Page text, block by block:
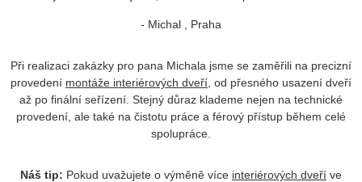
- Michal , Praha
Při realizaci zakázky pro pana Michala jsme se zaměřili na precizní
provedení montáže interiérových dveří , od přesného usazení dveří
až po finální seřízení. Stejný důraz klademe nejen na technické
provedení, ale také na čistotu práce a férový přístup během celé
spolupráce.
Náš tip: Pokud uvažujete o výměně více interiérových dveří ve